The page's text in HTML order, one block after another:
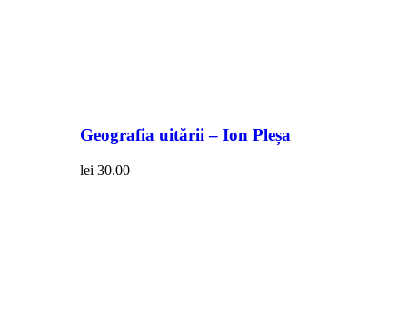
Geografia uitării – Ion Pleșa
lei 30.00